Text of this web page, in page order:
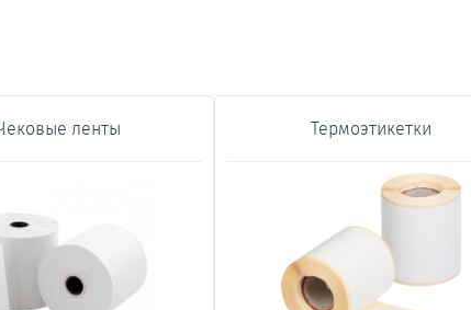
ленты Термоэтикетки